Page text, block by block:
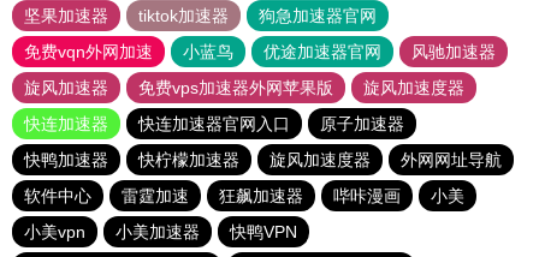
坚果加速器
tiktok加速器
狗急加速器官网
免费vqn外网加速
小蓝鸟 优途加速器官网
风驰加速器
旋风加速器
免费vps加速器外网苹果版
旋风加速度器
快连加速器
快连加速器官网入口
原子加速器
快鸭加速器
快柠檬加速器 旋风加速度器
外网网址导航
软件中心
雷霆加速 狂飙加速器 哔咔漫画
小美
小美vpn
小美加速器
快鸭VPN